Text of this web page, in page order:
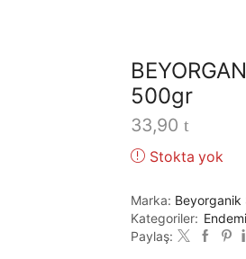
500gr
33,90
Stokta yok
Marka: Beyorganik
Kategoriler:
Paylaş: